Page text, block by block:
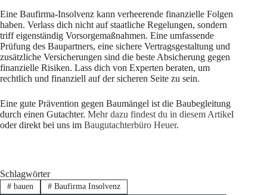
Eine Baufirma-Insolvenz kann verheerende finanzielle Folgen
haben. Verlass dich nicht auf staatliche Regelungen, sondern
triff eigenständig Vorsorgemaßnahmen. Eine umfassende
Prüfung des Baupartners, eine sichere Vertragsgestaltung und
zusätzliche Versicherungen sind die beste Absicherung gegen
finanzielle Risiken. Lass dich von Experten beraten, um
rechtlich und finanziell auf der sicheren Seite zu sein.
Eine gute Prävention gegen Baumängel ist die Baubegleitung
durch einen Gutachter. Mehr dazu findest du in diesem Artikel
oder direkt bei uns im Baugutachterbüro Heuer.
Schlagwörter
#bauen #Baufirma Insolvenz